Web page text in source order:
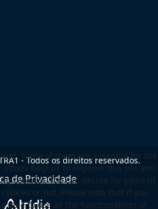
- Todos os direitos reservados.
de Privacidade
Some of them are essential for the
help us to improve this site and
cookies). You can decide for yourself
or not. Please note that if you
able to use all the functionalities of